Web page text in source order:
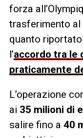
forza
trasferimento al
quanto riportato
l’accordo tra le
praticamente
L’operazione
ai 35 milioni di
salire fino a 40